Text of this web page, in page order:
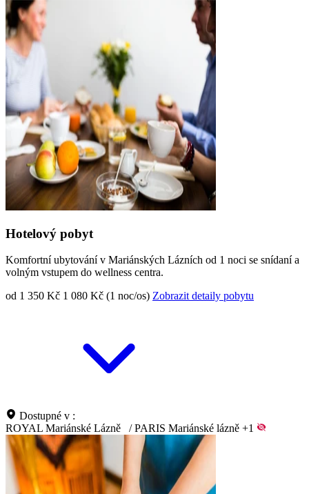
Hotelový pobyt
Komfortní ubytování v Mariánských Lázních od 1 noci se snídaní a
volným vstupem do wellness centra.
od 1 350 Kč 1 080 Kč (1 noc/os) Zobrazit detaily pobytu
Dostupné v :
ROYAL Mariánské Lázně
/ PARIS Mariánské lázně +1